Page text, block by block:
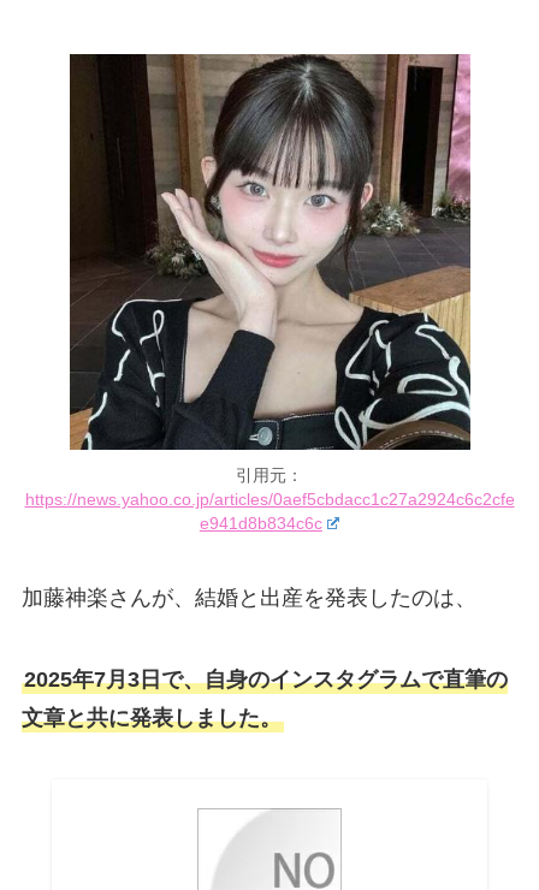
引用元：
https://news.yahoo.co.jp/articles/0aef5cbdacc1c27a2924c6c2cfe
e941d8b834c6c
加藤神楽さんが、結婚と出産を発表したのは、
2025年7月3日で、自身のインスタグラムで直筆の
文章と共に発表しました。